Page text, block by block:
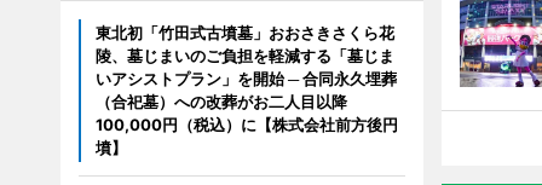
東北初「竹田式古墳墓」おおさきさくら花
陵、墓じまいのご負担を軽減する「墓じま
いアシストプラン」を開始 ─ 合同永久埋葬
（合祀墓）への改葬がお二人目以降
100,000円（税込）に【株式会社前方後円
墳】